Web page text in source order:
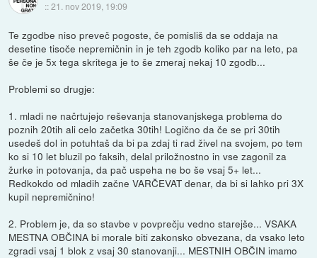
::21. nov 2019, 19:09
Te zgodbe niso preveč pogoste, če pomisliš da se oddaja na
desetine tisoče nepremičnin in je teh zgodb koliko par na leto, pa
še če je 5x tega skritega je to še zmeraj nekaj 10 zgodb...
Problemi so drugje:
1. mladi ne načrtujejo reševanja stanovanjskega problema do
poznih 20tih ali celo začetka 30tih! Logično da če se pri 30tih
usedeš dol in potuhtaš da bi pa zdaj ti rad živel na svojem, po tem
ko si 10 let bluzil po faksih, delal priložnostno in vse zagonil za
žurke in potovanja, da pač uspeha ne bo še vsaj 5+ let...
Redkokdo od mladih začne VARČEVAT denar, da bi si lahko pri 3X
kupil nepremičnino!
2. Problem je, da so stavbe v povprečju vedno starejše... VSAKA
MESTNA OBČINA bi morale biti zakonsko obvezana, da vsako leto
zgradi vsaj 1 blok z vsaj 30 stanovanji... MESTNIH OBČIN imamo